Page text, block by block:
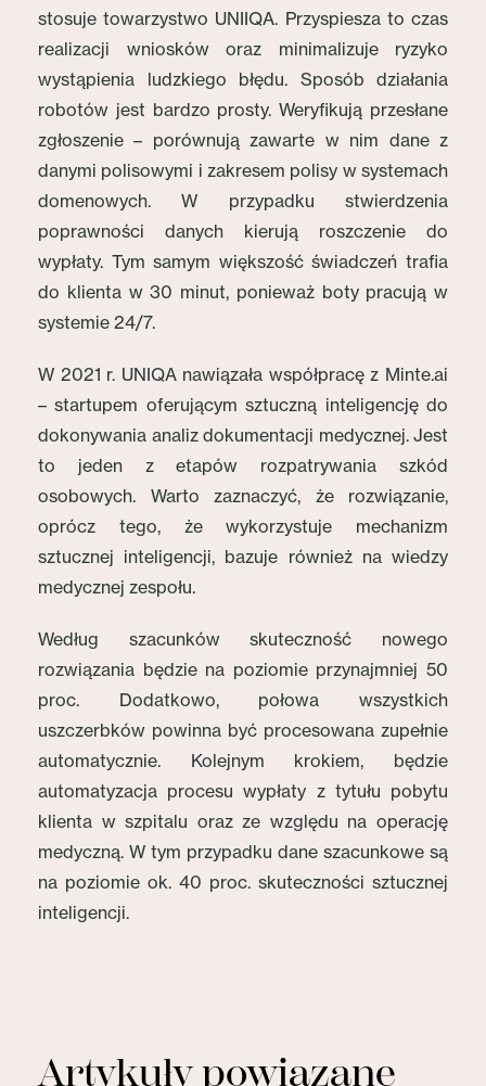
stosuje towarzystwo UNIIQA. Przyspiesza to czas
realizacji wniosków oraz minimalizuje ryzyko
wystąpienia ludzkiego błędu. Sposób działania
robotów jest bardzo prosty. Weryfikują przesłane
zgłoszenie – porównują zawarte w nim dane z
danymi polisowymi i zakresem polisy w systemach
domenowych. W przypadku stwierdzenia
poprawności danych kierują roszczenie do
wypłaty. Tym samym większość świadczeń trafia
do klienta w 30 minut, ponieważ boty pracują w
systemie 24/7.
W 2021 r. UNIQA nawiązała współpracę z Minte.ai
– startupem oferującym sztuczną inteligencję do
dokonywania analiz dokumentacji medycznej. Jest
to jeden z etapów rozpatrywania szkód
osobowych. Warto zaznaczyć, że rozwiązanie,
oprócz tego, że wykorzystuje mechanizm
sztucznej inteligencji, bazuje również na wiedzy
medycznej zespołu.
Według szacunków skuteczność nowego
rozwiązania będzie na poziomie przynajmniej 50
proc. Dodatkowo, połowa wszystkich
uszczerbków powinna być procesowana zupełnie
automatycznie. Kolejnym krokiem, będzie
automatyzacja procesu wypłaty z tytułu pobytu
klienta w szpitalu oraz ze względu na operację
medyczną. W tym przypadku dane szacunkowe są
na poziomie ok. 40 proc. skuteczności sztucznej
inteligencji.
Artykuły powiązane